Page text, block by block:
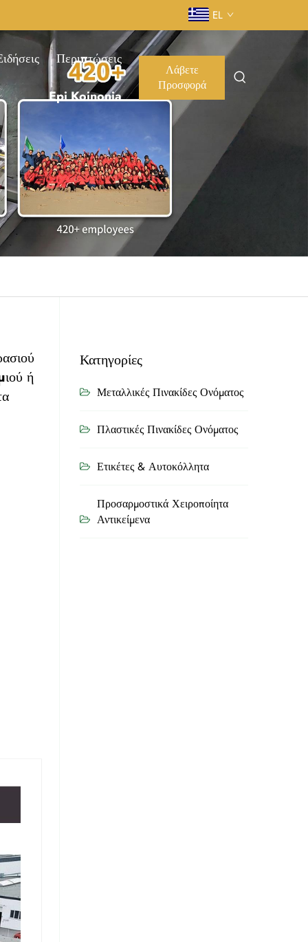
EL
Περιπτώσεις
Epi Koinonia
Λάβετε
Προσφορά
ή
Κατηγορίες
Μεταλλικές Πινακίδες Ονόματος
Πλαστικές Πινακίδες Ονόματος
Ετικέτες & Αυτοκόλλητα
Προσαρμοστικά Χειροποίητα
Αντικείμενα